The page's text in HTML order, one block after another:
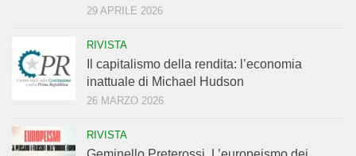
29 APRILE 2026
RIVISTA
Il capitalismo della rendita: l’economia
inattuale di Michael Hudson
26 MARZO 2026
RIVISTA